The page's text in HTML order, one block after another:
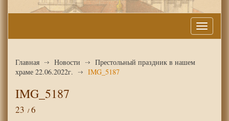
Меню
Главная Новости
Престольный праздник в нашем
храме 22.06.2022г.
IMG_5187
IMG_5187
23 6